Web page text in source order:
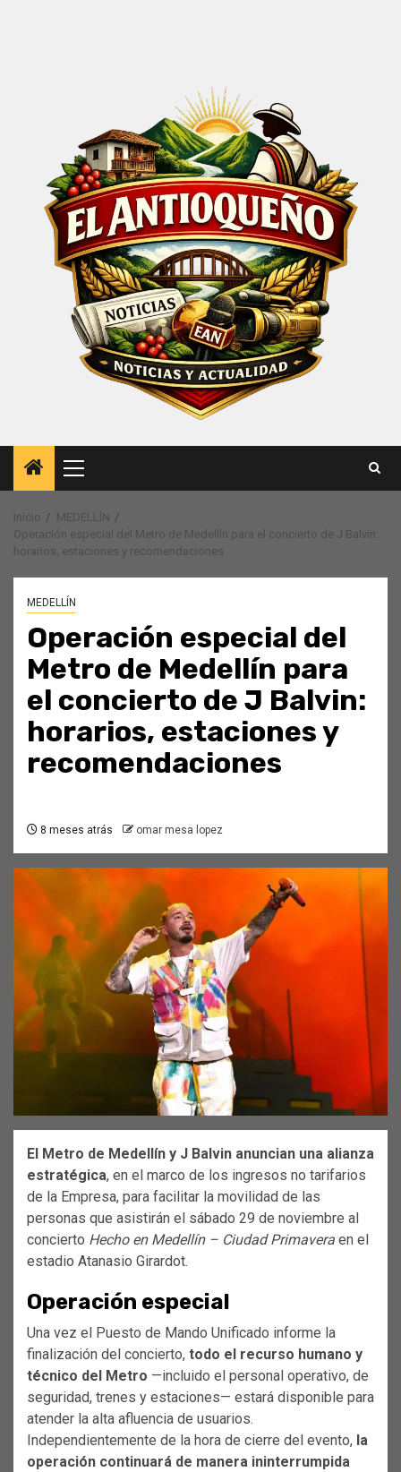
Menú
principal
Inicio
MEDELLÍN
Operación especial del Metro de Medellín para el concierto de J Balvin:
horarios, estaciones y recomendaciones
MEDELLÍN
Operación especial del
Metro de Medellín para
el concierto de J Balvin:
horarios, estaciones y
recomendaciones
8 meses atrás omar mesa lopez
El Metro de Medellín y J Balvin anuncian una alianza
estratégica, en el marco de los ingresos no tarifarios
de la Empresa, para facilitar la movilidad de las
personas que asistirán el sábado 29 de noviembre al
concierto Hecho en Medellín – Ciudad Primavera en el
estadio Atanasio Girardot.
Operación especial
Una vez el Puesto de Mando Unificado informe la
finalización del concierto, todo el recurso humano y
técnico del Metro —incluido el personal operativo, de
seguridad, trenes y estaciones— estará disponible para
atender la alta afluencia de usuarios.
Independientemente de la hora de cierre del evento, la
operación continuará de manera ininterrumpida